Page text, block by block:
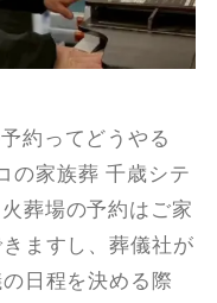
約ってどうやる
の家族葬 千歳シテ
葬場の予約はご家
ますし、葬儀社が
日程を決める際